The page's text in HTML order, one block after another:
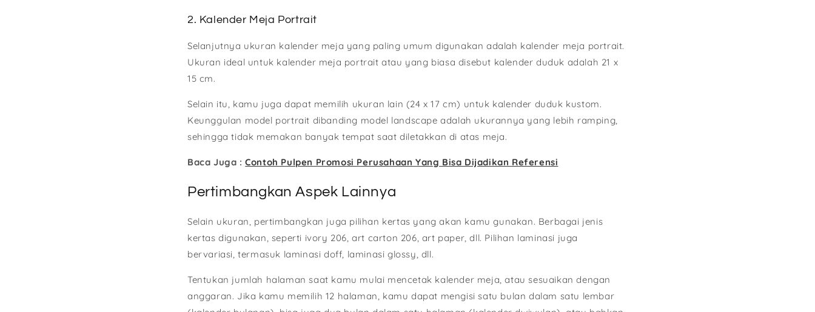
2. Kalender Meja Portrait
Selanjutnya ukuran kalender meja yang paling umum digunakan adalah kalender meja portrait.
Ukuran ideal untuk kalender meja portrait atau yang biasa disebut kalender duduk adalah 21 x
15 cm.
Selain itu, kamu juga dapat memilih ukuran lain (24 x 17 cm) untuk kalender duduk kustom.
Keunggulan model portrait dibanding model landscape adalah ukurannya yang lebih ramping,
sehingga tidak memakan banyak tempat saat diletakkan di atas meja.
Baca Juga :Contoh Pulpen Promosi Perusahaan Yang Bisa Dijadikan Referensi
Pertimbangkan Aspek Lainnya
Selain ukuran, pertimbangkan juga pilihan kertas yang akan kamu gunakan. Berbagai jenis
kertas digunakan, seperti ivory 206, art carton 206, art paper, dll. Pilihan laminasi juga
bervariasi, termasuk laminasi doff, laminasi glossy, dll.
Tentukan jumlah halaman saat kamu mulai mencetak kalender meja, atau sesuaikan dengan
anggaran. Jika kamu memilih 12 halaman, kamu dapat mengisi satu bulan dalam satu lembar